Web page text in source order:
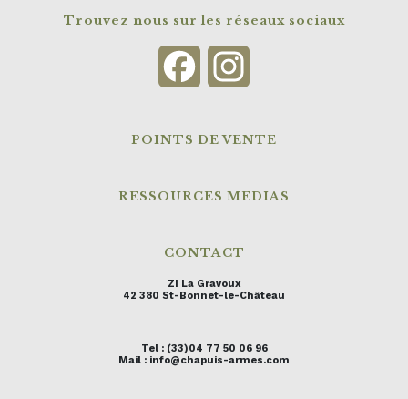
Trouvez nous sur les réseaux sociaux
Facebook
POINTS DE VENTE
RESSOURCES MEDIAS
CONTACT
ZI La Gravoux
42 380 St-Bonnet-le-Château
Tel : (33)04 77 50 06 96
Mail : info@chapuis-armes.com